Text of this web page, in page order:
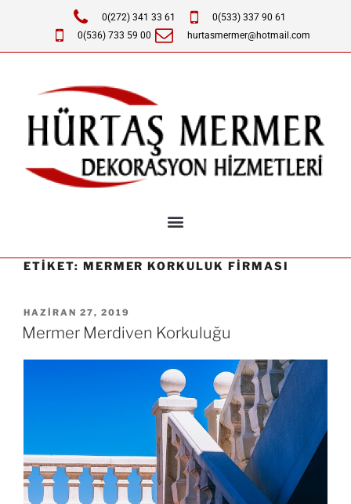
0(272) 341 33 61
0(533) 337 90 61
0(536) 733 59 00
hurtasmermer@hotmail.com
ETIKET: MERMER KORKULUK FIRMASI
HAZIRAN 27, 2019
Mermer Merdiven Korkuluğu